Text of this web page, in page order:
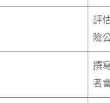
評
險
撰
者